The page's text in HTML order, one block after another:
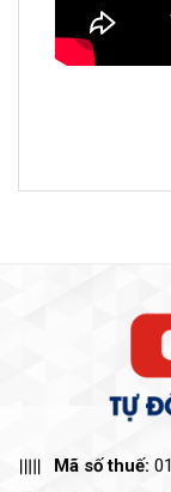
Mã số thuế: